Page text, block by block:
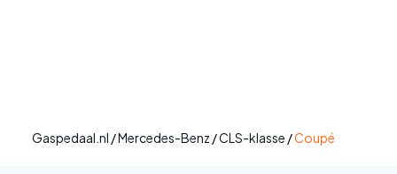
Gaspedaal.nl /Mercedes-Benz /CLS-klasse /Coupé